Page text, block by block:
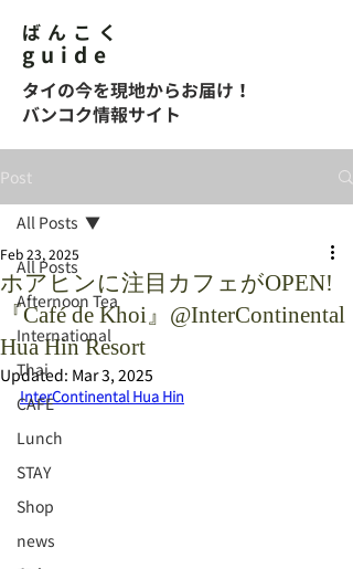
ばんこく
guide
タイの今を現地からお届け！
バンコク情報サイト
Post
All Posts
Afternoon Tea
International
Thai
CAFE
Lunch
STAY
Shop
news
All Posts
ホアヒンに注目カフェがOPEN!
『Café de Khoi』@InterContinental
Hua Hin Resort
Feb 23, 2025
Updated: Mar 3, 2025
InterContinental Hua Hin